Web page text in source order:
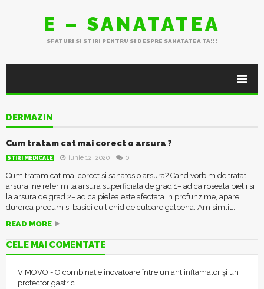
E – SANATATEA
SFATURI SI STIRI PENTRU SI DESPRE SANATATEA TA!!!
DERMAZIN
Cum tratam cat mai corect o arsura ?
STIRI MEDICALE iunie 12, 2020 0
Cum tratam cat mai corect si sanatos o arsura? Cand vorbim de tratat
arsura, ne referim la arsura superficiala de grad 1– adica roseata pielii si
la arsura de grad 2– adica pielea este afectata in profunzime, apare
durerea precum si basici cu lichid de culoare galbena. Am simtit...
READ MORE
CELE MAI COMENTATE
VIMOVO - O combinație inovatoare între un antiinflamator și un
protector gastric